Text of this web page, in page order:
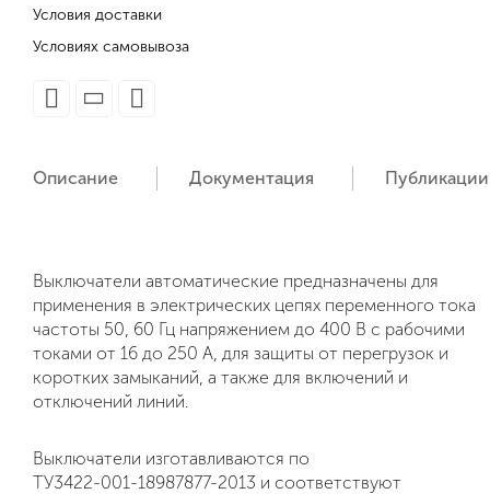
Условия доставки
Условиях самовывоза
Описание Документация Публикации
Выключатели автоматические предназначены для
применения в электрических цепях переменного тока
частоты 50, 60 Гц напряжением до 400 В с рабочими
токами от 16 до 250 А, для защиты от перегрузок и
коротких замыканий, а также для включений и
отключений линий.
Выключатели изготавливаются по
ТУ3422-001-18987877-2013 и соответствуют